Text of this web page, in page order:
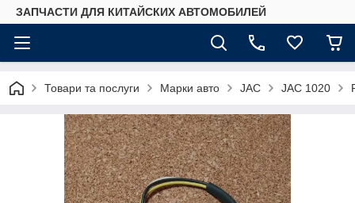
ЗАПЧАСТИ ДЛЯ КИТАЙСКИХ АВТОМОБИЛЕЙ
Товари та послуги Марки авто JAC JAC 1020